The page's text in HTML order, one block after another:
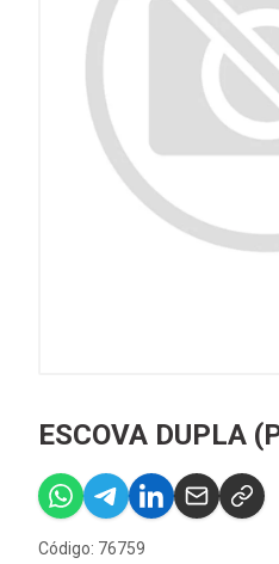
ESCOVA DUPLA
Código: 76759